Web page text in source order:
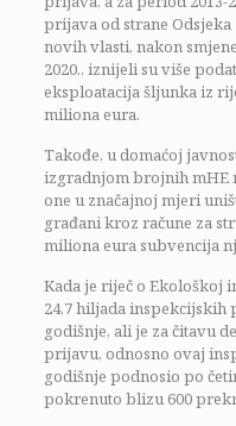
prijava od strane
novih vlasti, nakon
2020., iznijeli su više
eksploatacija šljunka iz
miliona eura.
Takođe, u domaćoj
izgradnjom brojnih mHE
one u značajnoj mjeri
građani kroz račune za
miliona eura subvencija
Kada je riječ o Ekološkoj
24,7 hiljada inspekcijskih
godišnje, ali je za čitavu
prijavu, odnosno ovaj
godišnje podnosio po
pokrenuto blizu 600